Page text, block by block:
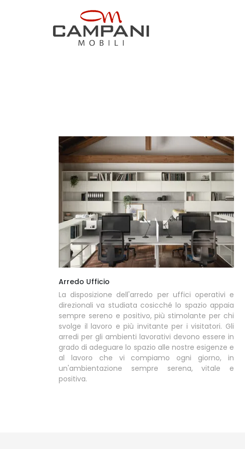
Arredo Ufficio
La disposizione dell'arredo per uffici operativi e
direzionali va studiata cosicché lo spazio appaia
sempre sereno e positivo, più stimolante per chi
svolge il lavoro e più invitante per i visitatori. Gli
arredi per gli ambienti lavorativi devono essere in
grado di adeguare lo spazio alle nostre esigenze e
al lavoro che vi compiamo ogni giorno, in
un'ambientazione sempre serena, vitale e
positiva.